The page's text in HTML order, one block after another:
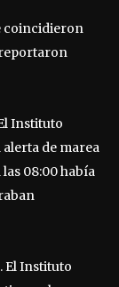
coincidieron
Instituto
de marea
08:00 había
El Instituto